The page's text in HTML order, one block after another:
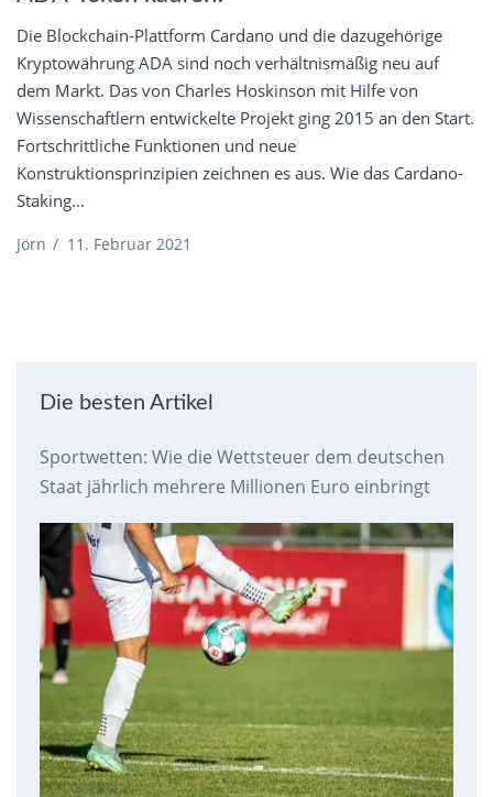
Die Blockchain-Plattform Cardano und die dazugehörige
Kryptowährung ADA sind noch verhältnismäßig neu auf
dem Markt. Das von Charles Hoskinson mit Hilfe von
Wissenschaftlern entwickelte Projekt ging 2015 an den Start.
Fortschrittliche Funktionen und neue
Konstruktionsprinzipien zeichnen es aus. Wie das Cardano-
Staking...
Jörn / 11. Februar 2021
Die besten Artikel
Sportwetten: Wie die Wettsteuer dem deutschen
Staat jährlich mehrere Millionen Euro einbringt